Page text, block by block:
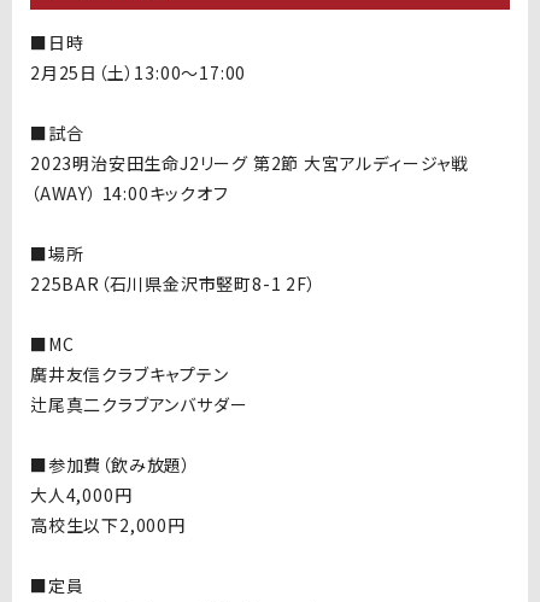
■日時
2月 25 日（土） 13:00〜17:00
■試合
2023明治安田生命J2リーグ 第2節 大宮アルディージャ戦
（AWAY） 14:00キックオフ
■場所
225BAR （石川県金沢市竪町8-1 2F）
■MC
廣井友信クラブキャプテン
辻尾真二クラブアンバサダー
■参加費（飲み放題）
大人4,000円
高校生以下2,000円
■定員